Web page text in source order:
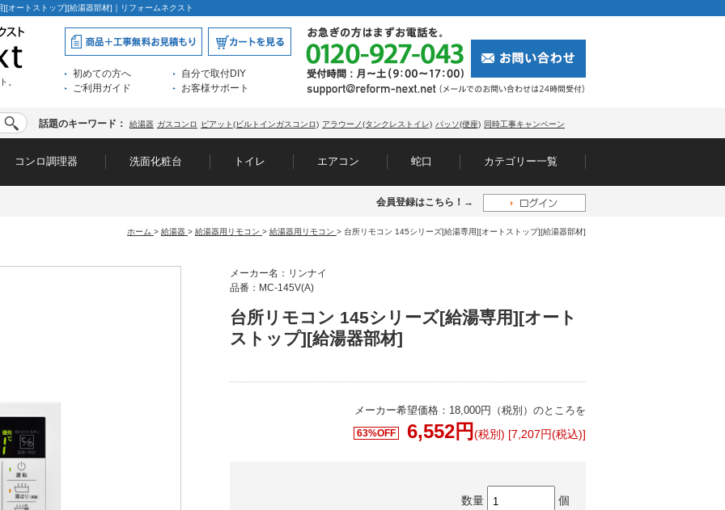
オートストップ][給湯器部材]｜リフォームネクスト
。
初めての方へ
自分で取付DIY
ご利用ガイド
お客様サポート
話題のキーワード： 給湯器 ガスコンロ ピアット(ビルトインガスコンロ) アラウーノ(タンクレストイレ) パッソ(便座) 同時工事キャンペーン
コンロ調理器 洗面化粧台 トイレ エアコン 蛇口 カテゴリー一覧
会員登録はこちら！→
ホーム > 給湯器 > 給湯器用リモコン > 給湯器用リモコン > 台所リモコン 145シリーズ[給湯専用][オートストップ][給湯器部材]
メーカー名：リンナイ
品番：MC-145V(A)
台所リモコン 145シリーズ[給湯専用][オート
ストップ][給湯器部材]
メーカー希望価格：18,000円（税別）のところを
63%OFF 6,552円 (税別) [7,207円(税込)]
数量 個